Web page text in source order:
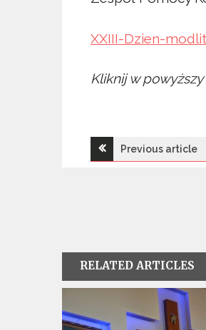
XXIII-Dzien-
Kliknij w
Nawigacja
Previous article
RELATED ARTICLES